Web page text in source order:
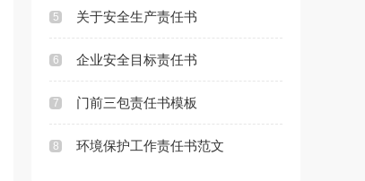
5 关于安全生产责任书
6 企业安全目标责任书
7 门前三包责任书模板
8 环境保护工作责任书范文